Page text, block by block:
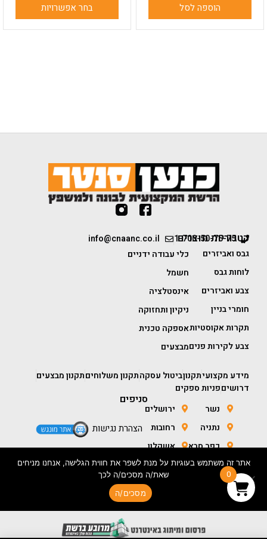
הוספה לסל בחר אפשרויות
1-700-50-75-75
info@cnaanc.co.il קטגוריות מוצרים
גבס ואביזרים
לוחות גבס
צבע ואביזרים
חומרי בניין
תקרות אקוסטיות
צבע לקירות פנים
כלי עבודה ידניים
חשמל
אינסטלציה
ניקיון ותחזוקה
אספקה טכנית
מבצעים
מידע מקצועיתקנוןביטול עסקהתקנון משלוחיםתקנון מבצעים
דרושיםפניות ספקים
סניפים
נשר
נתניה
כפר סבא
חולון
ירושלים
רחובות
אשקלון
באר שבע
הצהרת נגישות
0
אתר זה משתמש בעוגיות על מנת לשפר את חווית הגלישה, אנחנו מניחים
שאת/ה מסכים/ה לכך
מסכים/ה